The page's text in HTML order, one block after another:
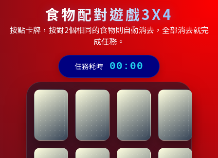
食物配對遊戲3X4
按點卡牌，按對2個相同的食物則自動消去，全部消去就完
成任務。
任務耗時 00:00